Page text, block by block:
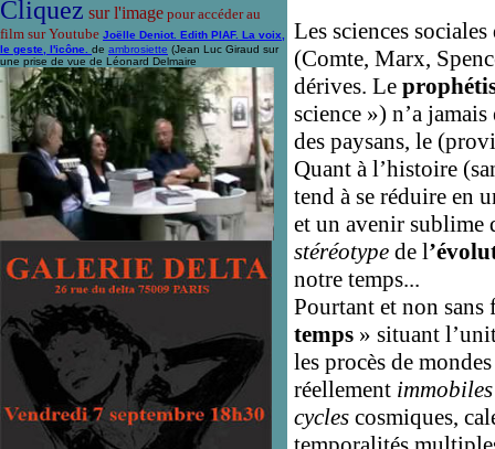
Cliquez sur l'image pour accéder au
film sur Youtube Joëlle Deniot. Edith PIAF. La voix,
le geste, l'icône. de ambrosiette (Jean Luc Giraud sur
une prise de vue de Léonard Delmaire
Les sciences
(Comte, Marx,
dérives. Le
science ») n’a
des paysans, le
Quant à l’histoire
tend à se réduire en
et un avenir sublime
stéréotype de l
notre temps...
Pourtant et non
temps » situant
les procès de
réellement
cycles cosmiques,